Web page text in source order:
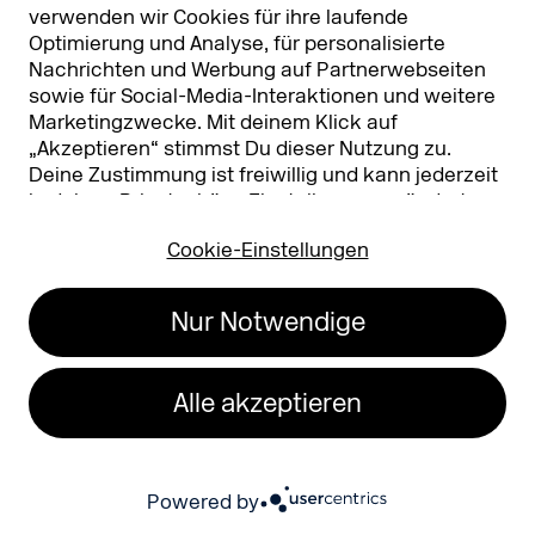
verwenden wir Cookies für ihre laufende
Optimierung und Analyse, für personalisierte
Nachrichten und Werbung auf Partnerwebseiten
sowie für Social-Media-Interaktionen und weitere
Marketingzwecke. Mit deinem Klick auf
„Akzeptieren“ stimmst Du dieser Nutzung zu.
Deine Zustimmung ist freiwillig und kann jederzeit
in deinen Privatsphäre-Einstellungen
geändert
Nutzung findest Du in unserer
Cookie-Einstellungen
Nur Notwendige
Alle akzeptieren
Powered by
Herausforderungen sicher, dass der Einsatz
von KI sorgfältig geplant und umgesetzt
werden muss.
CMOs, die sich frühzeitig mit den
Möglichkeiten und Grenzen der Technologie
auseinandersetzen, interdisziplinäre Teams
definieren, schaffen die Basis für eine
nachhaltige Integration von KI in ihre
Marketing-Strategien. So wird KI nicht nur
ein Tool, sondern ein strategischer Hebel,